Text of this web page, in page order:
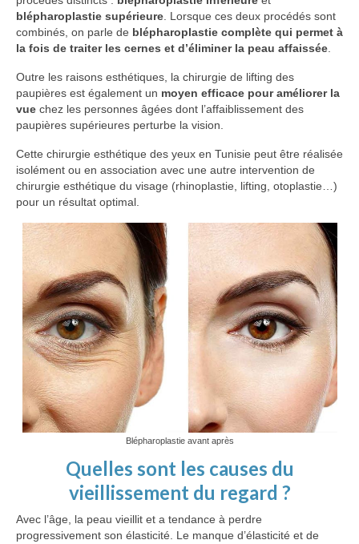
blépharoplastie supérieure. Lorsque ces deux procédés sont
combinés, on parle de blépharoplastie complète qui permet à
la fois de traiter les cernes et d’éliminer la peau affaissée.
Outre les raisons esthétiques, la chirurgie de lifting des
paupières est également un moyen efficace pour améliorer la
vue chez les personnes âgées dont l’affaiblissement des
paupières supérieures perturbe la vision.
Cette chirurgie esthétique des yeux en Tunisie peut être réalisée
isolément ou en association avec une autre intervention de
chirurgie esthétique du visage (rhinoplastie, lifting, otoplastie…)
pour un résultat optimal.
Blépharoplastie avant après
Quelles sont les causes du
vieillissement du regard ?
Avec l’âge, la peau vieillit et a tendance à perdre
progressivement son élasticité. Le manque d’élasticité et de